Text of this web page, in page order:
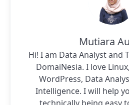
Mutiara
Hi! I am Data Analyst and
DomaiNesia. I love
WordPress, Data
Intelligence. I will help